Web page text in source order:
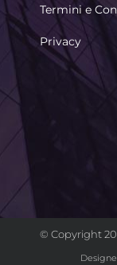
Termini e
Privacy
© Copyright